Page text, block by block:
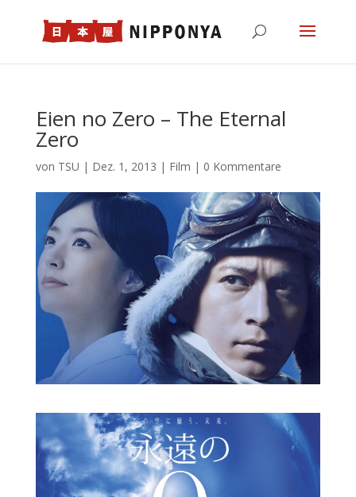
Eien no Zero – The Eternal
Zero
von TSU | Dez. 1, 2013 | Film | 0 Kommentare